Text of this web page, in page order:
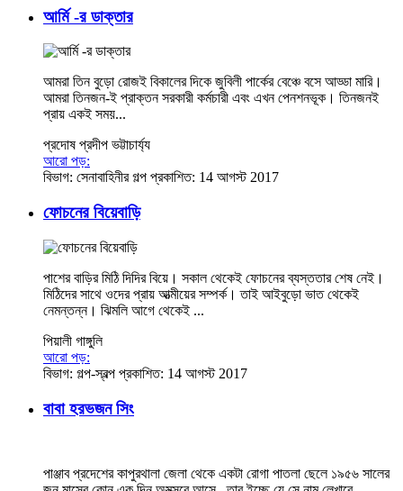
আর্মি -র ডাক্তার
আমরা তিন বুড়ো রোজই বিকালের দিকে জুবিলী পার্কের বেঞ্চে বসে আড্ডা মারি।
আমরা তিনজন-ই প্রাক্তন সরকারী কর্মচারী এবং এখন পেনশনভূক। তিনজনই
প্রায় একই সময়...
প্রদোষ প্রদীপ ভট্টাচার্য্য
আরো পড়:
বিভাগ: সেনাবাহিনীর গল্প প্রকাশিত: 14 আগস্ট 2017
ফোচনের বিয়েবাড়ি
পাশের বাড়ির মিঠি দিদির বিয়ে। সকাল থেকেই ফোচনের ব্যস্ততার শেষ নেই।
মিঠিদের সাথে ওদের প্রায় আত্মীয়ের সম্পর্ক। তাই আইবুড়ো ভাত থেকেই
নেমন্তন্ন। ঝিমলি আগে থেকেই ...
পিয়ালী গাঙ্গুলি
আরো পড়:
বিভাগ: গল্প-স্বল্প প্রকাশিত: 14 আগস্ট 2017
বাবা হরভজন সিং
পাঞ্জাব প্রদেশের কাপুরথালা জেলা থেকে একটা রোগা পাতলা ছেলে ১৯৫৬ সালের